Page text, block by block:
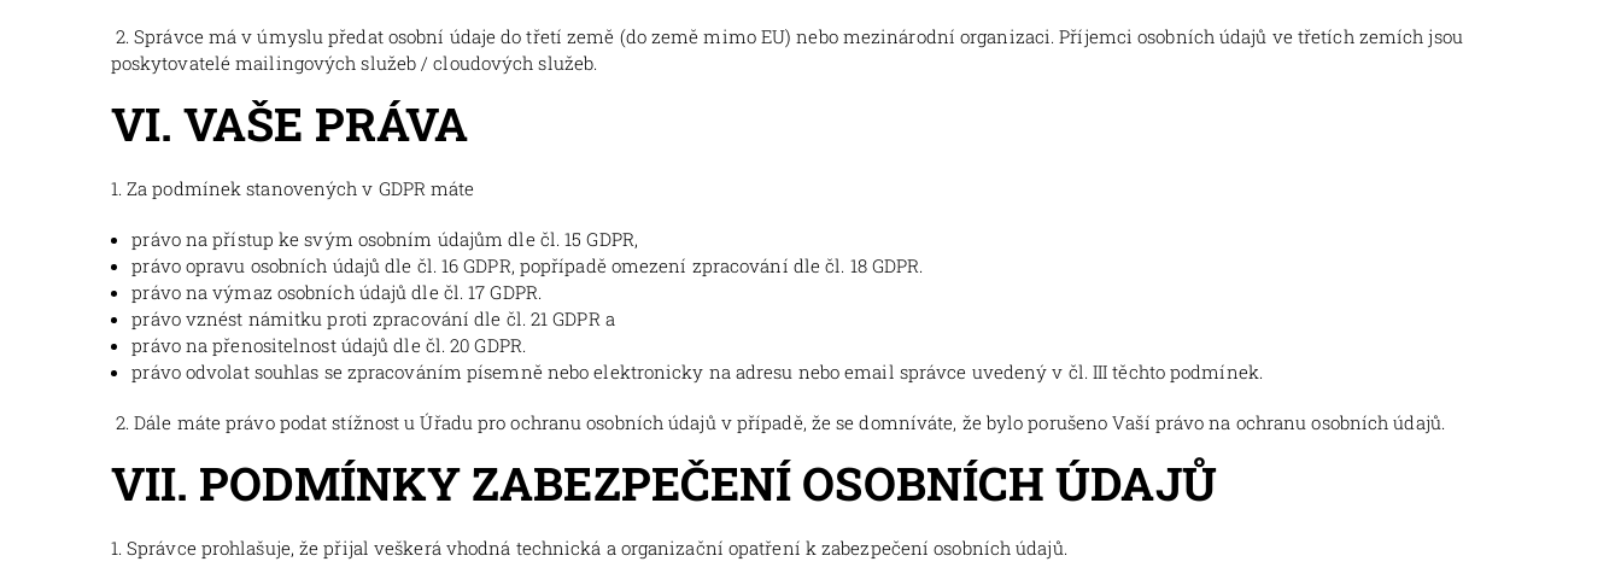
2. Správce má v úmyslu předat osobní údaje do třetí země (do země mimo EU) nebo mezinárodní organizaci. Příjemci osobních údajů ve třetích zemích jsou
poskytovatelé mailingových služeb / cloudových služeb.
VI. VAŠE PRÁVA
1. Za podmínek stanovených v GDPR máte
právo na přístup ke svým osobním údajům dle čl. 15 GDPR,
právo opravu osobních údajů dle čl. 16 GDPR, popřípadě omezení zpracování dle čl. 18 GDPR.
právo na výmaz osobních údajů dle čl. 17 GDPR.
právo vznést námitku proti zpracování dle čl. 21 GDPR a
právo na přenositelnost údajů dle čl. 20 GDPR.
právo odvolat souhlas se zpracováním písemně nebo elektronicky na adresu nebo email správce uvedený v čl. III těchto podmínek.
2. Dále máte právo podat stížnost u Úřadu pro ochranu osobních údajů v případě, že se domníváte, že bylo porušeno Vaší právo na ochranu osobních údajů.
VII. PODMÍNKY ZABEZPEČENÍ OSOBNÍCH ÚDAJŮ
1. Správce prohlašuje, že přijal veškerá vhodná technická a organizační opatření k zabezpečení osobních údajů.